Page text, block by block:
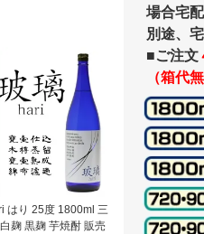
はり 25度 1800ml 三
麹 黒麹 芋焼酎 販売
場合宅
別途、
■ご注文
（箱代